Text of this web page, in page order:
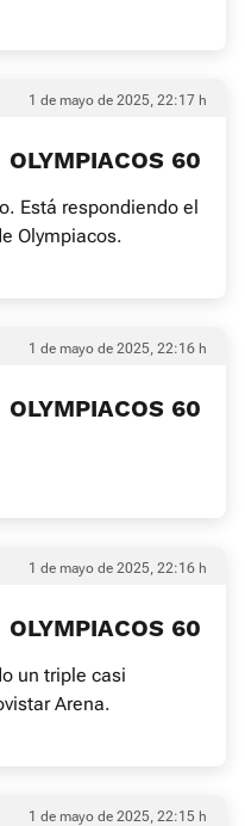
1 de mayo de 2025, 22:17 h
60
Está respondiendo el
Olympiacos.
1 de mayo de 2025, 22:16 h
60
1 de mayo de 2025, 22:16 h
60
un triple casi
Arena.
1 de mayo de 2025, 22:15 h